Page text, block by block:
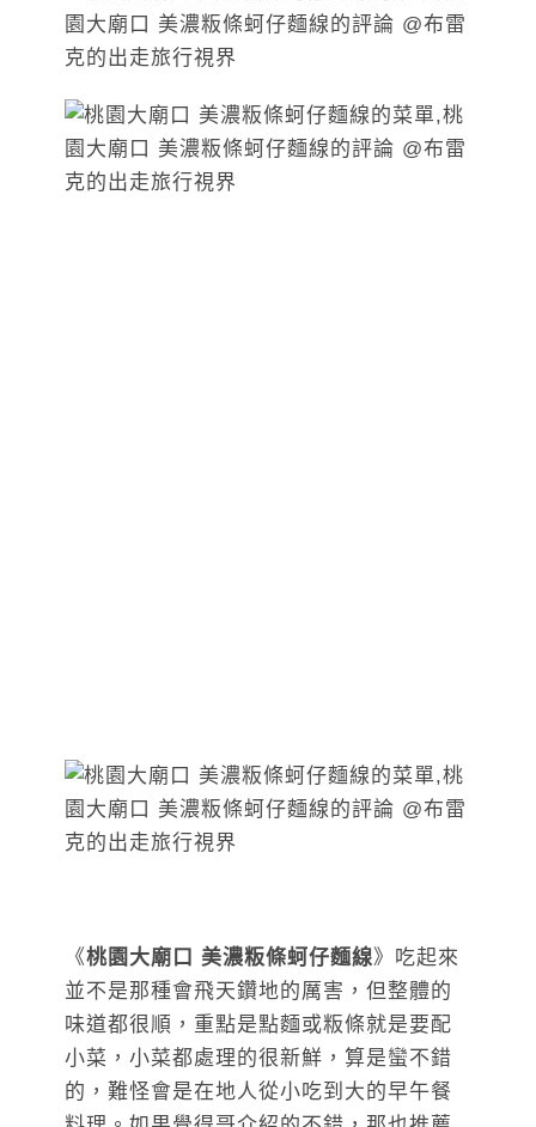
《桃園大廟口 美濃粄條蚵仔麵線》吃起來
並不是那種會飛天鑽地的厲害，但整體的
味道都很順，重點是點麵或粄條就是要配
小菜，小菜都處理的很新鮮，算是蠻不錯
的，難怪會是在地人從小吃到大的早午餐